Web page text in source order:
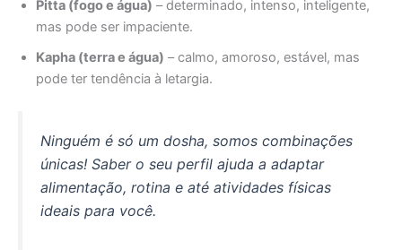
Pitta (fogo e água) – determinado, intenso, inteligente,
mas pode ser impaciente.
Kapha (terra e água) – calmo, amoroso, estável, mas
pode ter tendência à letargia.
Ninguém é só um dosha, somos combinações
únicas! Saber o seu perfil ajuda a adaptar
alimentação, rotina e até atividades físicas
ideais para você.